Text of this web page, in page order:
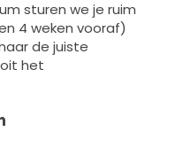
sturen we je ruim
4 weken vooraf)
de juiste
het